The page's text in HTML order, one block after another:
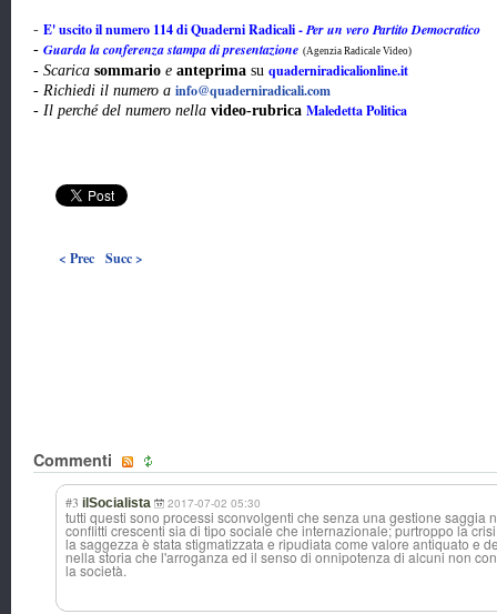
- E' uscito il numero 114 di Quaderni Radicali -Per un vero Partito Democratico
- Guarda la conferenza stampa di presentazione (Agenzia Radicale Video)
- Scarica sommario e anteprima su quaderniradicalionline.it
- Richiedi il numero a info@quaderniradicali.com
- Il perché del numero nella video-rubrica Maledetta Politica
< Prec Succ >
Commenti
#3 ilSocialista 2017-07-02 05:30
tutti questi sono processi sconvolgenti che senza una gestione saggia
conflitti crescenti sia di tipo sociale che internazionale; purtroppo la
la saggezza è stata stigmatizzata e ripudiata come valore antiquato e
nella storia che l'arroganza ed il senso di onnipotenza di alcuni non
la società.